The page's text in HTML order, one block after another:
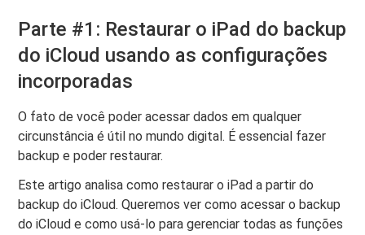
Parte #1: Restaurar o iPad do backup
do iCloud usando as configurações
incorporadas
O fato de você poder acessar dados em qualquer
circunstância é útil no mundo digital. É essencial fazer
backup e poder restaurar.
Este artigo analisa como restaurar o iPad a partir do
backup do iCloud. Queremos ver como acessar o backup
do iCloud e como usá-lo para gerenciar todas as funções